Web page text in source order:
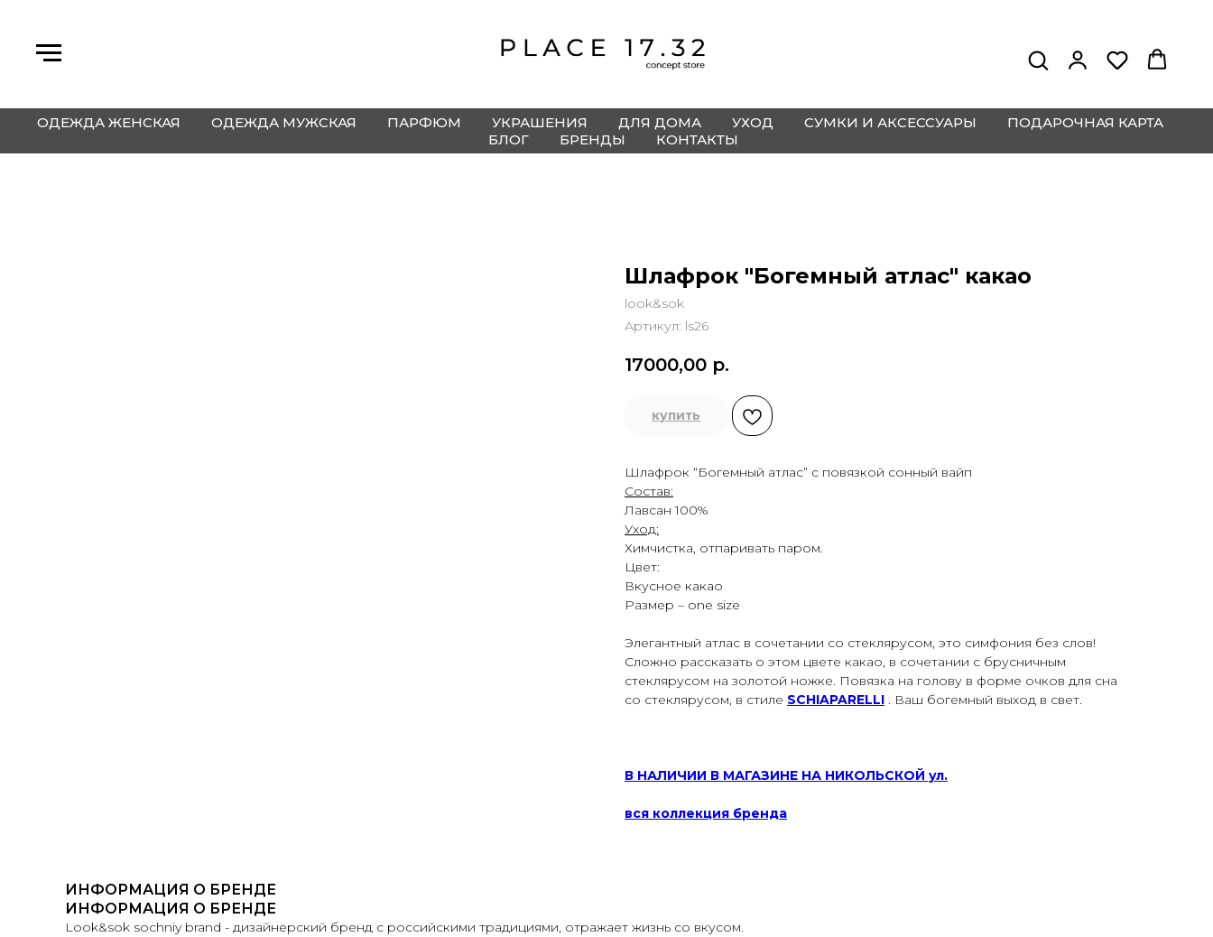
ОДЕЖДА ЖЕНСКАЯ ОДЕЖДА МУЖСКАЯ ПАРФЮМ УКРАШЕНИЯ ДЛЯ ДОМА УХОД СУМКИ И АКСЕССУАРЫ
ПОДАРОЧНАЯ КАРТА
БЛОГ
БРЕНДЫ КОНТАКТЫ
Шлафрок "Богемный атлас" какао
look&sok
Артикул: ls26
17000,00 р.
купить
Шлафрок “Богемный атлас” с повязкой сонный вайп
Состав:
Лавсан 100%
Уход:
Химчистка, отпаривать паром.
Цвет:
Вкусное какао
Размер – one size
Элегантный атлас в сочетании со стеклярусом, это симфония без слов!
Сложно рассказать о этом цвете какао, в сочетании с брусничным
стеклярусом на золотой ножке. Повязка на голову в форме очков для сна
со стеклярусом, в стиле SCHIAPARELLI . Ваш богемный выход в свет.
В НАЛИЧИИ В МАГАЗИНЕ НА НИКОЛЬСКОЙ ул.
вся коллекция бренда
ИНФОРМАЦИЯ О БРЕНДЕ
ИНФОРМАЦИЯ О БРЕНДЕ
Look&sok sochniy brand - дизайнерский бренд с российскими традициями, отражает жизнь со вкусом.